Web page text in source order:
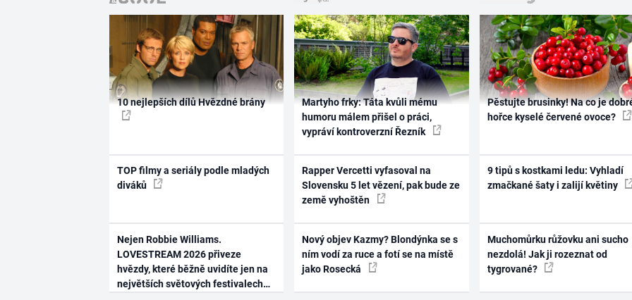
10 nejlepších dílů Hvězdné brány
TOP filmy a seriály podle mladých
diváků
Nejen Robbie Williams.
LOVESTREAM 2026 přiveze
hvězdy, které běžně uvidíte jen na
největších světových festivalech
Martyho frky: Táta kvůli mému
humoru málem přišel o práci,
vypráví kontroverzní Řezník
Rapper Vercetti vyfasoval na
Slovensku 5 let vězení, pak bude ze
země vyhoštěn
Nový objev Kazmy? Blondýnka se s
ním vodí za ruce a fotí se na místě
jako Rosecká
Pěstujte brusinky! Na co je
hořce kyselé červené ovoce?
9 tipů s kostkami ledu: Vyhladí
zmačkané šaty i zalijí květiny
Muchomůrku růžovku ani sucho
nezdolá! Jak ji rozeznat od
tygrované?